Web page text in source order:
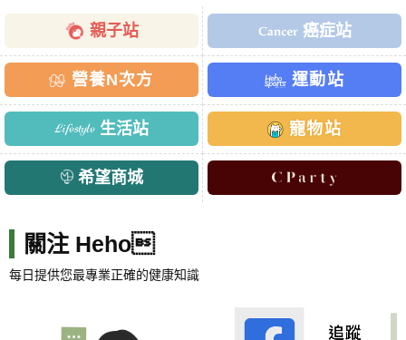
親子站 癌症站
營養N次方 運動站
生活站 寵物站
希望商城
關注 Heho
每日提供您最專業正確的健康知識